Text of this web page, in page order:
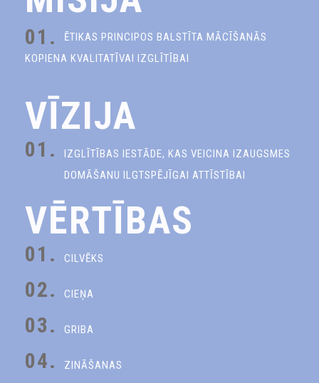
01.
ĒTIKAS PRINCIPOS BALSTĪTA MĀCĪŠANĀS
KOPIENA KVALITATĪVAI IZGLĪTĪBAI
VĪZIJA
01.
IZGLĪTĪBAS IESTĀDE, KAS VEICINA IZAUGSMES
DOMĀŠANU ILGTSPĒJĪGAI ATTĪSTĪBAI
VĒRTĪBAS
01. CILVĒKS
02. CIEŅA
03. GRIBA
04. ZINĀŠANAS